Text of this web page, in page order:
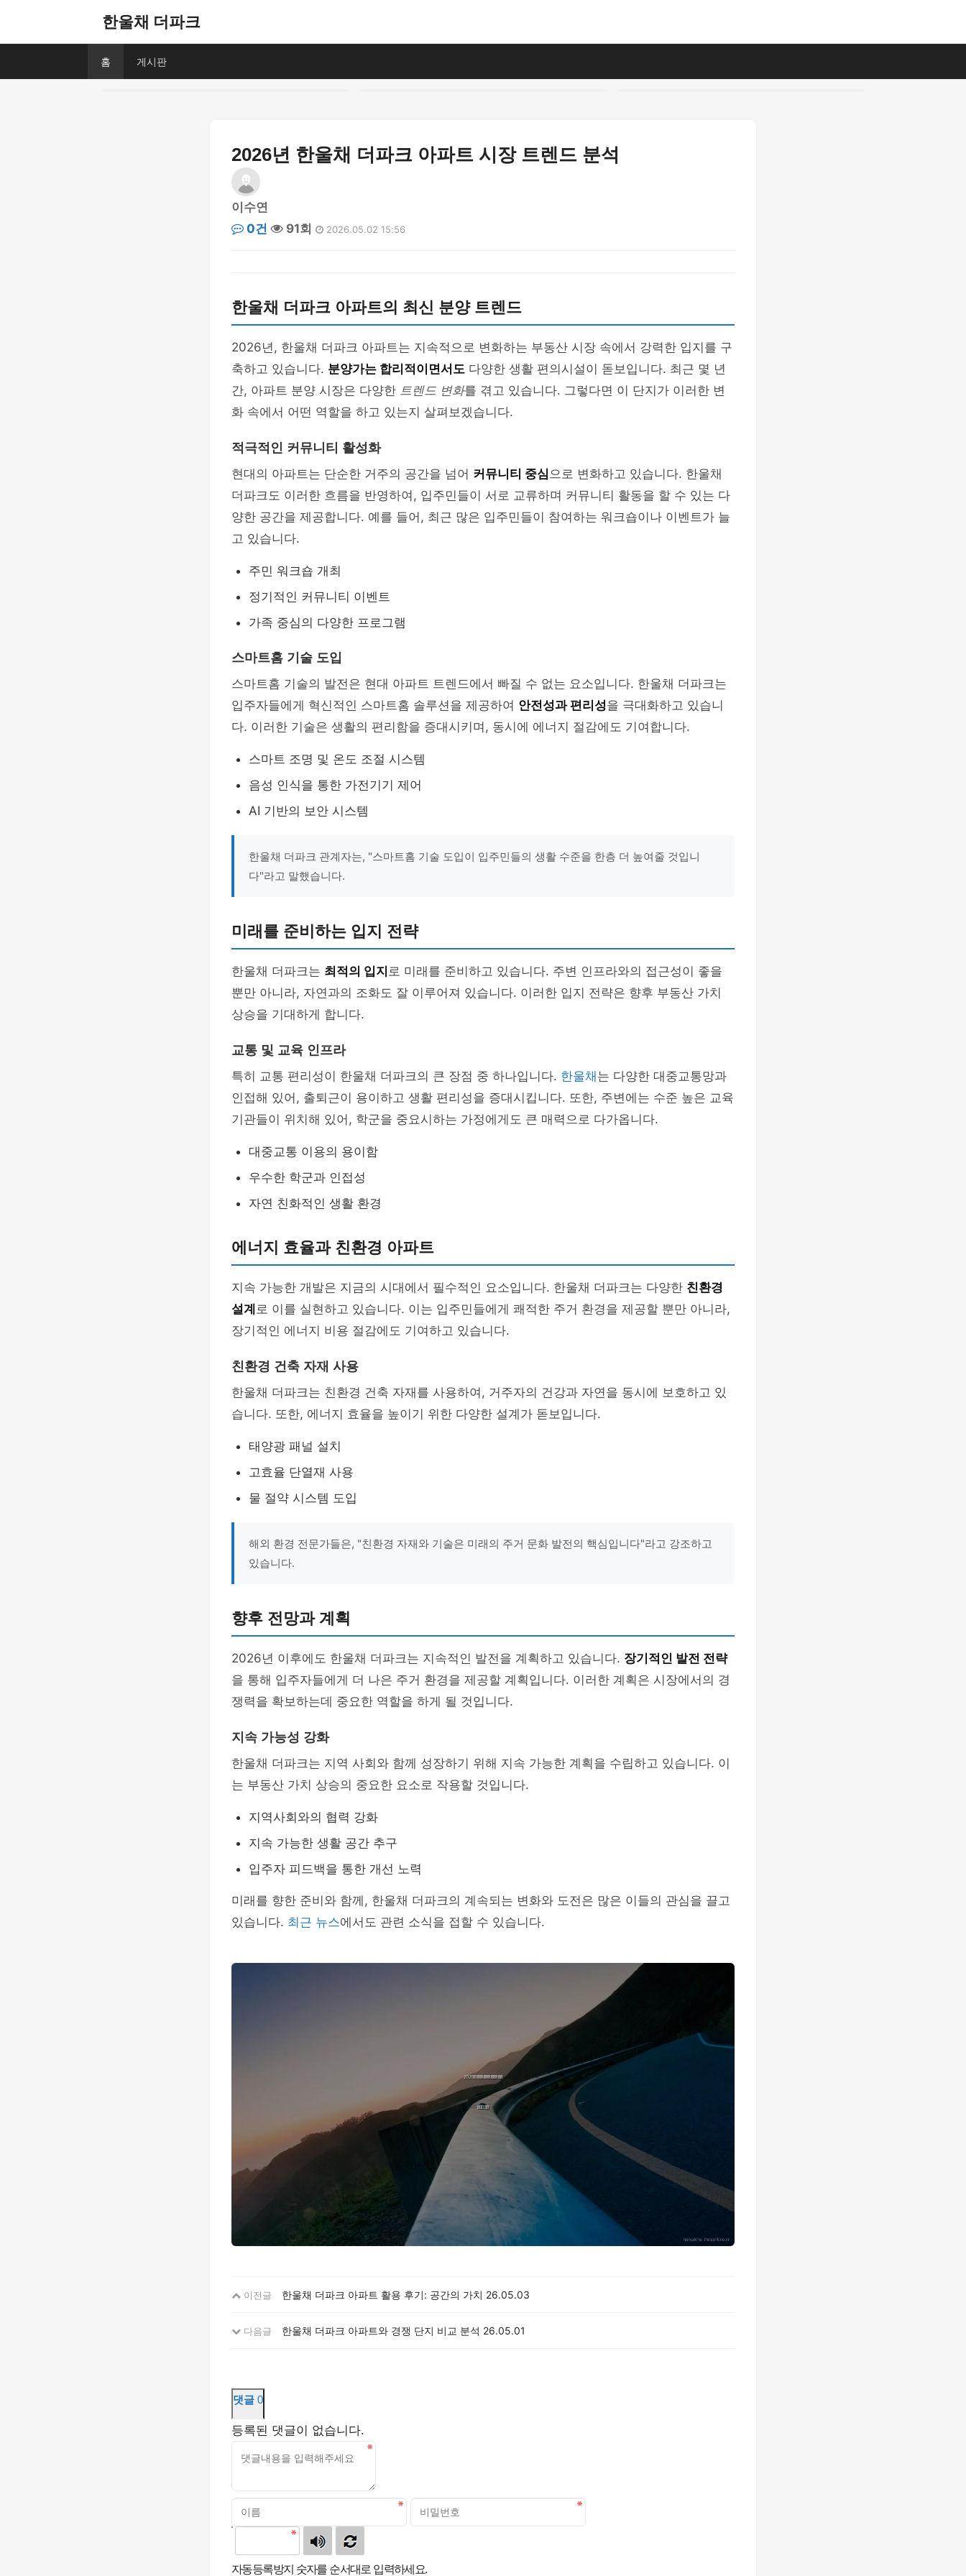
한울채 더파크
홈 게시판
2026년 한울채 더파크 아파트 시장 트렌드 분석
이수연
0건
91회 2026.05.02 15:56
한울채 더파크 아파트의 최신 분양 트렌드
2026년, 한울채 더파크 아파트는 지속적으로 변화하는 부동산 시장 속에서 강력한 입지를 구
축하고 있습니다. 분양가는 합리적이면서도 다양한 생활 편의시설이 돋보입니다. 최근 몇 년
간, 아파트 분양 시장은 다양한 트렌드 변화를 겪고 있습니다. 그렇다면 이 단지가 이러한 변
화 속에서 어떤 역할을 하고 있는지 살펴보겠습니다.
적극적인 커뮤니티 활성화
현대의 아파트는 단순한 거주의 공간을 넘어 커뮤니티 중심으로 변화하고 있습니다. 한울채
더파크도 이러한 흐름을 반영하여, 입주민들이 서로 교류하며 커뮤니티 활동을 할 수 있는 다
양한 공간을 제공합니다. 예를 들어, 최근 많은 입주민들이 참여하는 워크숍이나 이벤트가 늘
고 있습니다.
주민 워크숍 개최
정기적인 커뮤니티 이벤트
가족 중심의 다양한 프로그램
스마트홈 기술 도입
스마트홈 기술의 발전은 현대 아파트 트렌드에서 빠질 수 없는 요소입니다. 한울채 더파크는
입주자들에게 혁신적인 스마트홈 솔루션을 제공하여 안전성과 편리성을 극대화하고 있습니
다. 이러한 기술은 생활의 편리함을 증대시키며, 동시에 에너지 절감에도 기여합니다.
스마트 조명 및 온도 조절 시스템
음성 인식을 통한 가전기기 제어
AI 기반의 보안 시스템
한울채 더파크 관계자는, "스마트홈 기술 도입이 입주민들의 생활 수준을 한층 더 높여줄 것입니
다"라고 말했습니다.
미래를 준비하는 입지 전략
한울채 더파크는 최적의 입지 로 미래를 준비하고 있습니다. 주변 인프라와의 접근성이 좋을
뿐만 아니라, 자연과의 조화도 잘 이루어져 있습니다. 이러한 입지 전략은 향후 부동산 가치
상승을 기대하게 합니다.
교통 및 교육 인프라
특히 교통 편리성이 한울채 더파크의 큰 장점 중 하나입니다. 한울채 는 다양한 대중교통망과
인접해 있어, 출퇴근이 용이하고 생활 편리성을 증대시킵니다. 또한, 주변에는 수준 높은 교육
기관들이 위치해 있어, 학군을 중요시하는 가정에게도 큰 매력으로 다가옵니다.
대중교통 이용의 용이함
우수한 학군과 인접성
자연 친화적인 생활 환경
에너지 효율과 친환경 아파트
지속 가능한 개발은 지금의 시대에서 필수적인 요소입니다. 한울채 더파크는 다양한 친환경
설계 로 이를 실현하고 있습니다. 이는 입주민들에게 쾌적한 주거 환경을 제공할 뿐만 아니라,
장기적인 에너지 비용 절감에도 기여하고 있습니다.
친환경 건축 자재 사용
한울채 더파크는 친환경 건축 자재를 사용하여, 거주자의 건강과 자연을 동시에 보호하고 있
습니다. 또한, 에너지 효율을 높이기 위한 다양한 설계가 돋보입니다.
태양광 패널 설치
고효율 단열재 사용
물 절약 시스템 도입
해외 환경 전문가들은, "친환경 자재와 기술은 미래의 주거 문화 발전의 핵심입니다"라고 강조하고
있습니다.
향후 전망과 계획
2026년 이후에도 한울채 더파크는 지속적인 발전을 계획하고 있습니다. 장기적인 발전 전략
을 통해 입주자들에게 더 나은 주거 환경을 제공할 계획입니다. 이러한 계획은 시장에서의 경
쟁력을 확보하는데 중요한 역할을 하게 될 것입니다.
지속 가능성 강화
한울채 더파크는 지역 사회와 함께 성장하기 위해 지속 가능한 계획을 수립하고 있습니다. 이
는 부동산 가치 상승의 중요한 요소로 작용할 것입니다.
지역사회와의 협력 강화
지속 가능한 생활 공간 추구
입주자 피드백을 통한 개선 노력
미래를 향한 준비와 함께, 한울채 더파크의 계속되는 변화와 도전은 많은 이들의 관심을 끌고
있습니다. 최근 뉴스에서도 관련 소식을 접할 수 있습니다.
이전글 한울채 더파크 아파트 활용 후기: 공간의 가치 26.05.03
다음글 한울채 더파크 아파트와 경쟁 단지 비교 분석 26.05.01
댓글 0
등록된 댓글이 없습니다.
자동등록방지 숫자를 순서대로 입력하세요.